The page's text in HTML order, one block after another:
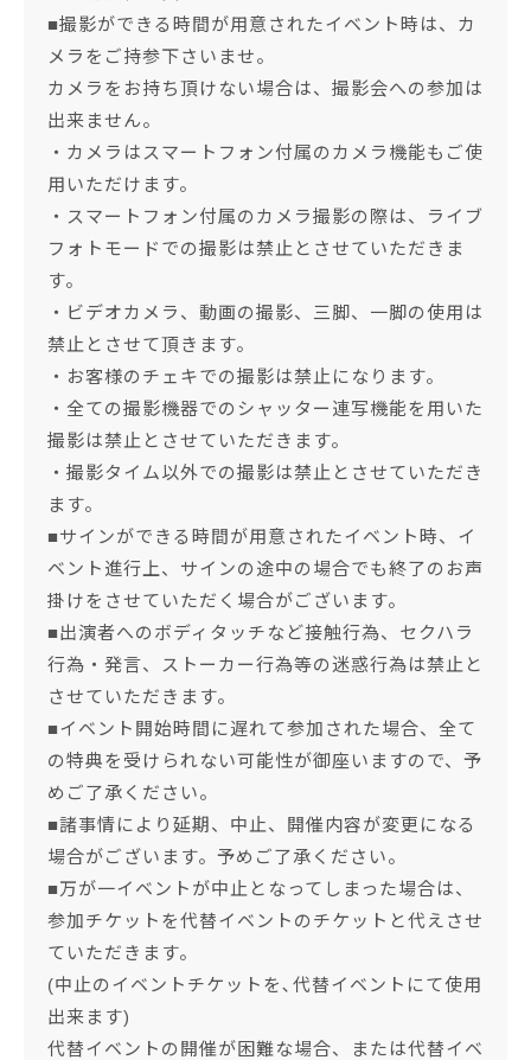
■撮影ができる時間が用意されたイベント時は、カ
メラをご持参下さいませ。
カメラをお持ち頂けない場合は、撮影会への参加は
出来ません。
・カメラはスマートフォン付属のカメラ機能もご使
用いただけます。
・スマートフォン付属のカメラ撮影の際は、ライブ
フォトモードでの撮影は禁止とさせていただきま
す。
・ビデオカメラ、動画の撮影、三脚、一脚の使用は
禁止とさせて頂きます。
・お客様のチェキでの撮影は禁止になります。
・全ての撮影機器でのシャッター連写機能を用いた
撮影は禁止とさせていただきます。
・撮影タイム以外での撮影は禁止とさせていただき
ます。
■サインができる時間が用意されたイベント時、イ
ベント進行上、サインの途中の場合でも終了のお声
掛けをさせていただく場合がございます。
■出演者へのボディタッチなど接触行為、セクハラ
行為・発言、ストーカー行為等の迷惑行為は禁止と
させていただきます。
■イベント開始時間に遅れて参加された場合、全て
の特典を受けられない可能性が御座いますので、予
めご了承ください。
■諸事情により延期、中止、開催内容が変更になる
場合がございます。予めご了承ください。
■万が一イベントが中止となってしまった場合は、
参加チケットを代替イベントのチケットと代えさせ
ていただきます。
(中止のイベントチケットを､代替イベントにて使用
出来ます)
代替イベントの開催が困難な場合、または代替イベ